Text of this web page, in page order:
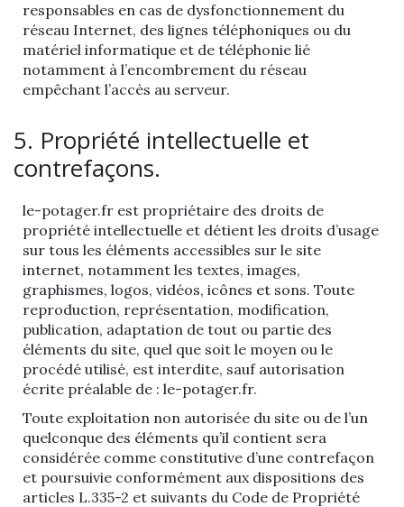
responsables en cas de dysfonctionnement du
réseau Internet, des lignes téléphoniques ou du
matériel informatique et de téléphonie lié
notamment à l’encombrement du réseau
empêchant l’accès au serveur.
5. Propriété intellectuelle et
contrefaçons.
le-potager.fr est propriétaire des droits de
propriété intellectuelle et détient les droits d’usage
sur tous les éléments accessibles sur le site
internet, notamment les textes, images,
graphismes, logos, vidéos, icônes et sons. Toute
reproduction, représentation, modification,
publication, adaptation de tout ou partie des
éléments du site, quel que soit le moyen ou le
procédé utilisé, est interdite, sauf autorisation
écrite préalable de : le-potager.fr.
Toute exploitation non autorisée du site ou de l’un
quelconque des éléments qu’il contient sera
considérée comme constitutive d’une contrefaçon
et poursuivie conformément aux dispositions des
articles L.335-2 et suivants du Code de Propriété